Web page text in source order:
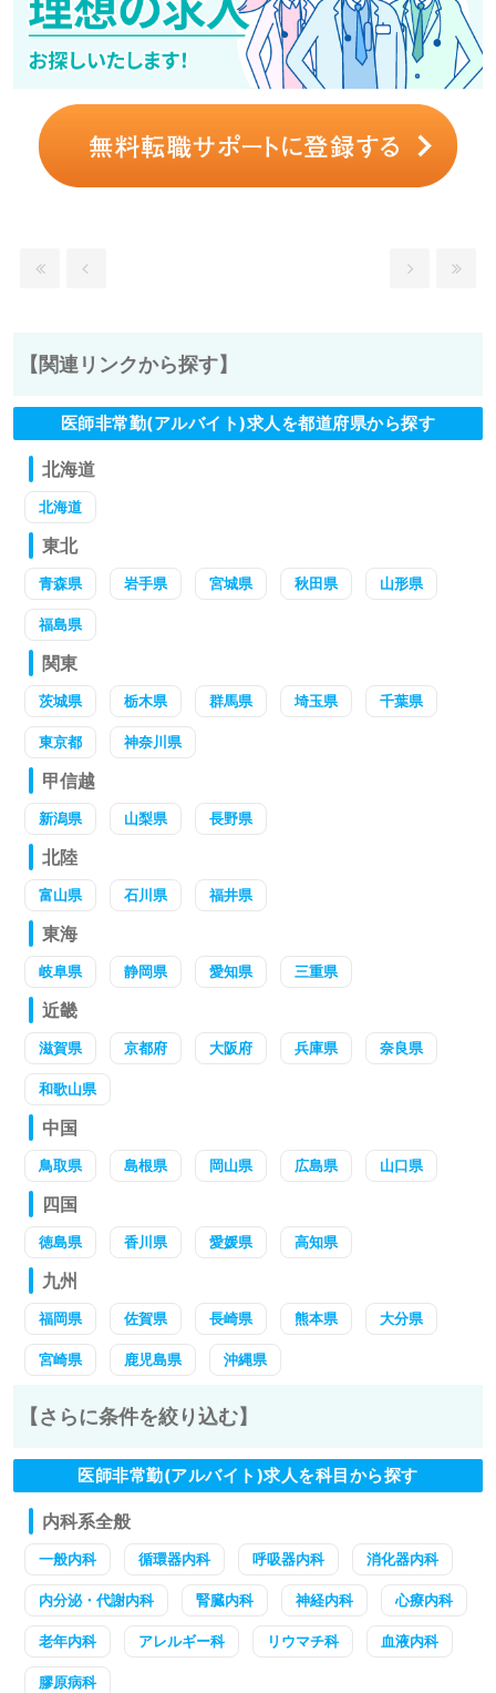
【関連リンクから探す】
医師非常勤(アルバイト)求人を都道府県から探す
北海道
北海道
東北
青森県 岩手県 宮城県 秋田県 山形県
福島県
関東
茨城県 栃木県 群馬県 埼玉県 千葉県
東京都 神奈川県
甲信越
新潟県 山梨県 長野県
北陸
富山県 石川県 福井県
東海
岐阜県 静岡県 愛知県 三重県
近畿
滋賀県 京都府 大阪府 兵庫県 奈良県
和歌山県
中国
鳥取県 島根県 岡山県 広島県 山口県
四国
徳島県 香川県 愛媛県 高知県
九州
福岡県 佐賀県 長崎県 熊本県 大分県
宮崎県 鹿児島県 沖縄県
【さらに条件を絞り込む】
医師非常勤(アルバイト)求人を科目から探す
内科系全般
一般内科 循環器内科 呼吸器内科 消化器内科
内分泌・代謝内科 腎臓内科 神経内科 心療内科
老年内科 アレルギー科 リウマチ科 血液内科
膠原病科